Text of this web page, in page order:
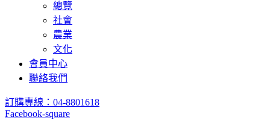
總覽
社會
農業
文化
會員中心
聯絡我們
訂購專線：04-8801618
Facebook-square